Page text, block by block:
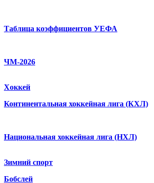
Таблица коэффициентов УЕФА
ЧМ-2026
Хоккей
Континентальная хоккейная лига (КХЛ)
Национальная хоккейная лига (НХЛ)
Зимний спорт
Бобслей